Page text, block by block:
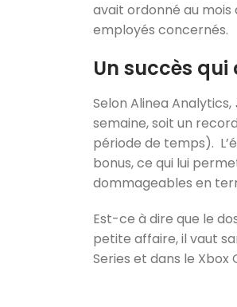
avait ordonné au mois
employés concernés.
Un succès
Selon Alinea Analytics,
semaine, soit un
période de temps).
bonus, ce qui lui
dommageables en
Est-ce à dire que le
petite affaire, il vaut
Series et dans le Xbox